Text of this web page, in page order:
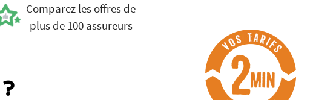
Comparez les offres de
plus de 100 assureurs